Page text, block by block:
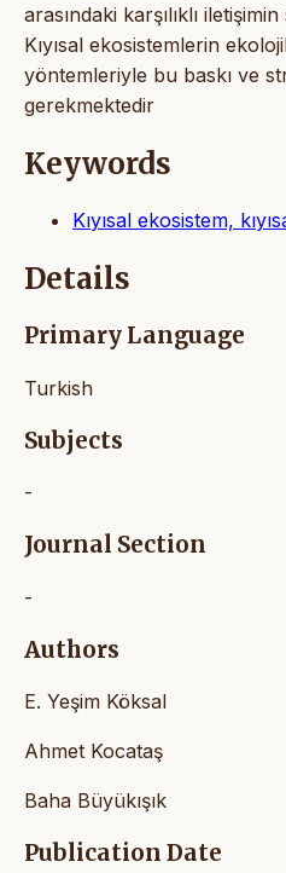
arasındaki karşılıklı
Kıyısal ekosistemlerin
yöntemleriyle bu baskı ve
gerekmektedir
Keywords
Kıyısal ekosistem,
Details
Primary Language
Turkish
Subjects
-
Journal Section
-
Authors
E. Yeşim Köksal
Ahmet Kocataş
Baha Büyükışık
Publication Date